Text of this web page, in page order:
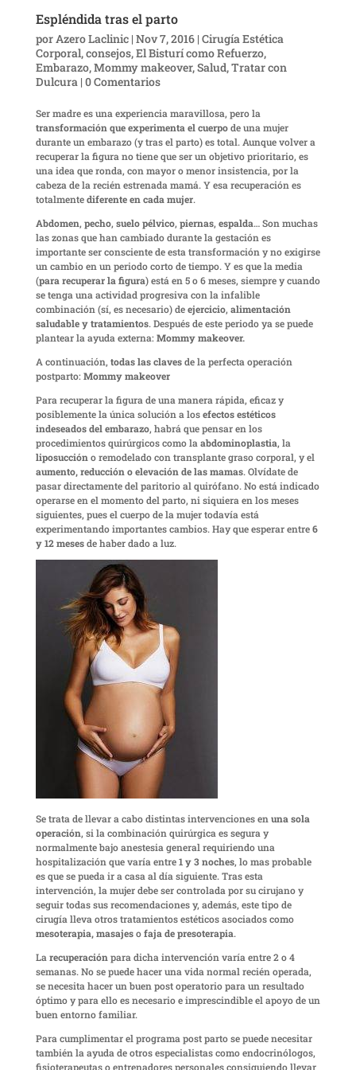
Espléndida tras el parto
porAzero Laclinic| Nov 7, 2016| Cirugía Estética
Corporal,consejos,El Bisturí como Refuerzo,
Embarazo,Mommy makeover,Salud,Tratar con
Dulcura| 0 Comentarios
Ser madre es una experiencia maravillosa, pero la
transformación que experimenta el cuerpode una mujer
durante un embarazo (y tras el parto) es total. Aunque volver a
recuperar la figura no tiene que ser un objetivo prioritario, es
una idea que ronda, con mayor o menor insistencia, por la
cabeza de la recién estrenada mamá. Y esa recuperación es
totalmentediferente en cada mujer.
Abdomen, pecho, suelo pélvico, piernas, espalda… Son muchas
las zonas que han cambiado durante la gestación es
importante ser consciente de esta transformación y no exigirse
un cambio en un periodo corto de tiempo. Y es que la media
(para recuperar la figura) está en 5 o 6 meses, siempre y cuando
se tenga una actividad progresiva con la infalible
combinación (sí, es necesario) deejercicio, alimentación
saludable y tratamientos. Después de este periodo ya se puede
plantear la ayuda externa: Mommy makeover.
A continuación, todas las clavesde la perfecta operación
postparto: Mommy makeover
Para recuperar la figura de una manera rápida, eficaz y
posiblemente la única solución a losefectos estéticos
indeseados del embarazo, habrá que pensar en los
procedimientos quirúrgicos como la abdominoplastia, la
liposucción o remodelado con transplante graso corporal, y el
aumento, reducción o elevación de las mamas. Olvídate de
pasar directamente del paritorio al quirófano. No está indicado
operarse en el momento del parto, ni siquiera en los meses
siguientes, pues el cuerpo de la mujer todavía está
experimentando importantes cambios. Hay que esperar entre6
y 12 mesesde haber dado a luz.
Se trata de llevar a cabo distintas intervenciones en una sola
operación, si la combinación quirúrgica es segura y
normalmente bajo anestesia general requiriendo una
hospitalización que varía entre1 y 3 noches, lo mas probable
es que se pueda ir a casa al día siguiente. Tras esta
intervención, la mujer debe ser controlada por su cirujano y
seguir todas sus recomendaciones y, además, este tipo de
cirugía lleva otros tratamientos estéticos asociados como
mesoterapia, masajesofaja de presoterapia.
La recuperación para dicha intervención varía entre 2 o 4
semanas. No se puede hacer una vida normal recién operada,
se necesita hacer un buen post operatorio para un resultado
óptimo y para ello es necesario e imprescindible el apoyo de un
buen entorno familiar.
Para cumplimentar el programa post parto se puede necesitar
también la ayuda de otros especialistas como endocrinólogos,
fisioterapeutas o entrenadores personales consiguiendo llevar